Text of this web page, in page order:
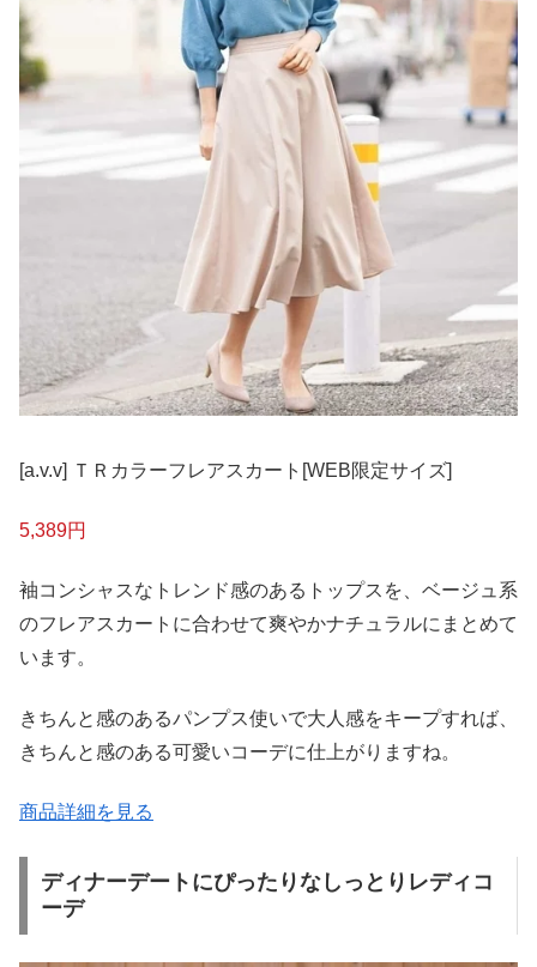
[a.v.v] ＴＲカラーフレアスカート[WEB限定サイズ]
5,389円
袖コンシャスなトレンド感のあるトップスを、ベージュ系
のフレアスカートに合わせて爽やかナチュラルにまとめて
います。
きちんと感のあるパンプス使いで大人感をキープすれば、
きちんと感のある可愛いコーデに仕上がりますね。
商品詳細を見る
ディナーデートにぴったりなしっとりレディコ
ーデ